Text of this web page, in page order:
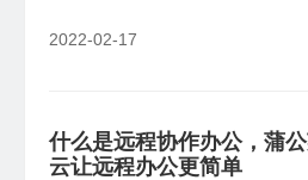
2022-02-17
什么是远程协作办公，蒲
云让远程办公更简单